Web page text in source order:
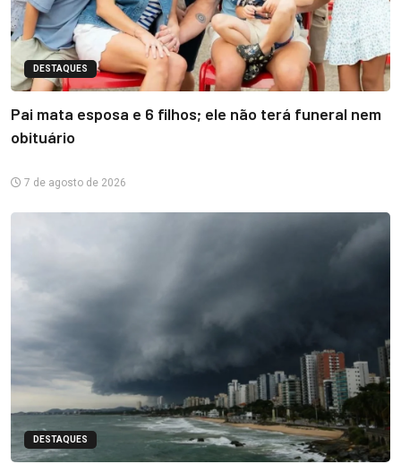
DESTAQUES
Pai mata esposa e 6 filhos; ele não terá funeral nem
obituário
7 de agosto de 2026
DESTAQUES